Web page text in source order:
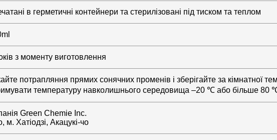
в герметичні контейнери та стерилізовані під тиском та теплом
з моменту виготовлення
потрапляння прямих сонячних променів і зберігайте за кімнатної
температуру навколишнього середовища –20 ℃ або більше
Green Chemie Inc.
м. Хатіодзі, Акацукі-чо